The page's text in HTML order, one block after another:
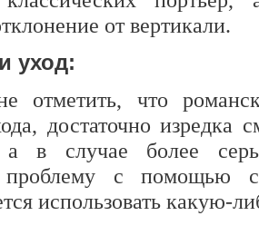
от вертикали.
уход:
отметить, что
достаточно изредка
в случае более
проблему с помощью
использовать какую-